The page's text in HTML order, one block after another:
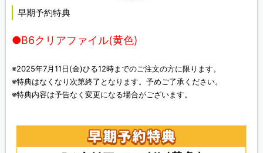
早期予約特典
●B6クリアファイル(黄色)
※2025年7月11日(金)ひる12時までのご注文の方に限ります。
※特典はなくなり次第終了となります。予めご了承ください。
※特典内容は予告なく変更になる場合がございます。